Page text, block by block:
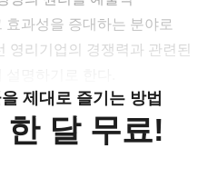
과성을 증대하는 분야로
영리기업의 경쟁력과 관련된
제대로 즐기는 방법
달 무료!